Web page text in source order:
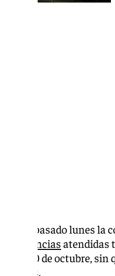
el pasado lunes
incidenciasatendidas
30 de octubre,
heridas.